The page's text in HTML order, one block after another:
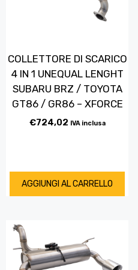
COLLETTORE DI SCARICO
4 IN 1 UNEQUAL LENGHT
SUBARU BRZ / TOYOTA
GT86 / GR86 – XFORCE
€724,02 IVA inclusa
AGGIUNGI AL CARRELLO